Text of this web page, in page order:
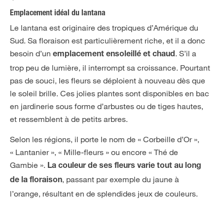
Emplacement idéal du lantana
Le lantana est originaire des tropiques d’Amérique du
Sud. Sa floraison est particulièrement riche, et il a donc
besoin d’un emplacement ensoleillé et chaud. S’il a
trop peu de lumière, il interrompt sa croissance. Pourtant
pas de souci, les fleurs se déploient à nouveau dès que
le soleil brille. Ces jolies plantes sont disponibles en bac
en jardinerie sous forme d’arbustes ou de tiges hautes,
et ressemblent à de petits arbres.
Selon les régions, il porte le nom de « Corbeille d’Or »,
« Lantanier », « Mille-fleurs » ou encore « Thé de
Gambie ». La couleur de ses fleurs varie tout au long
de la floraison, passant par exemple du jaune à
l’orange, résultant en de splendides jeux de couleurs.